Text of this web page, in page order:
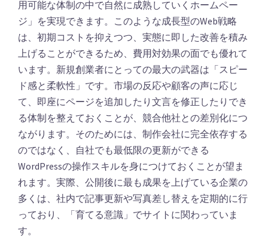
用可能な体制の中で自然に成熟していくホームペー
ジ」を実現できます。このような成長型のWeb戦略
は、初期コストを抑えつつ、実態に即した改善を積み
上げることができるため、費用対効果の面でも優れて
います。新規創業者にとっての最大の武器は「スピー
ド感と柔軟性」です。市場の反応や顧客の声に応じ
て、即座にページを追加したり文言を修正したりでき
る体制を整えておくことが、競合他社との差別化につ
ながります。そのためには、制作会社に完全依存する
のではなく、自社でも最低限の更新ができる
WordPressの操作スキルを身につけておくことが望ま
れます。実際、公開後に最も成果を上げている企業の
多くは、社内で記事更新や写真差し替えを定期的に行
っており、「育てる意識」でサイトに関わっていま
す。